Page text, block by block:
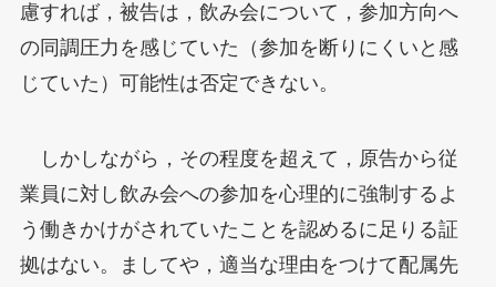
慮すれば，被告は，飲み会について，参加方向へ
の同調圧力を感じていた（参加を断りにくいと感
じていた）可能性は否定できない。
しかしながら，その程度を超えて，原告から従
業員に対し飲み会への参加を心理的に強制するよ
う働きかけがされていたことを認めるに足りる証
拠はない。ましてや，適当な理由をつけて配属先